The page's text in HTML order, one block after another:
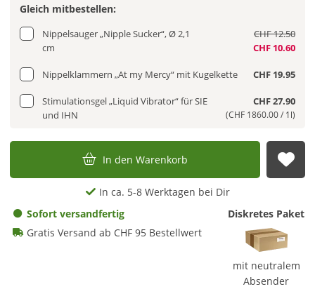
Gleich mitbestellen:
Nippelsauger „Nipple Sucker“, Ø 2,1
cm
CHF 12.50
CHF 10.60
Nippelklammern „At my Mercy“ mit Kugelkette CHF 19.95
Stimulationsgel „Liquid Vibrator“ für SIE
und IHN
CHF 27.90
(CHF 1860.00 / 1l)
In den Warenkorb
In ca. 5-8 Werktagen bei Dir
Sofort versandfertig
Gratis Versand ab CHF 95 Bestellwert
Diskretes Paket
mit neutralem
Absender